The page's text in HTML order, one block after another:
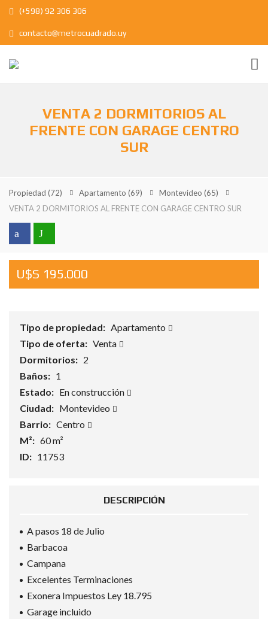
(+598) 92 306 306
contacto@metrocuadrado.uy
VENTA 2 DORMITORIOS AL
FRENTE CON GARAGE CENTRO
SUR
Propiedad (72) Apartamento (69) Montevideo (65)
VENTA 2 DORMITORIOS AL FRENTE CON GARAGE CENTRO SUR
U$S 195.000
Tipo de propiedad: Apartamento
Tipo de oferta: Venta
Dormitorios: 2
Baños: 1
Estado: En construcción
Ciudad: Montevideo
Barrio: Centro
M²: 60 m²
ID: 11753
DESCRIPCIÓN
A pasos 18 de Julio
Barbacoa
Campana
Excelentes Terminaciones
Exonera Impuestos Ley 18.795
Garage incluido